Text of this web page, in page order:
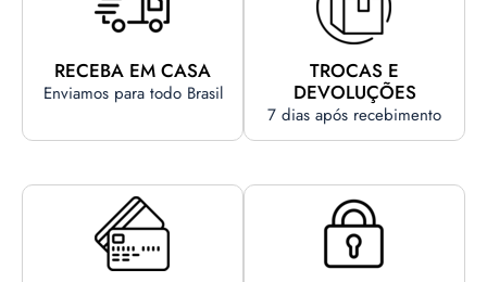
RECEBA EM CASA
Enviamos para todo Brasil
TROCAS E
DEVOLUÇÕES
7 dias após recebimento